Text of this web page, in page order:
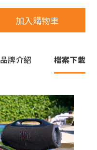
加入購物車
品牌介紹 檔案下載